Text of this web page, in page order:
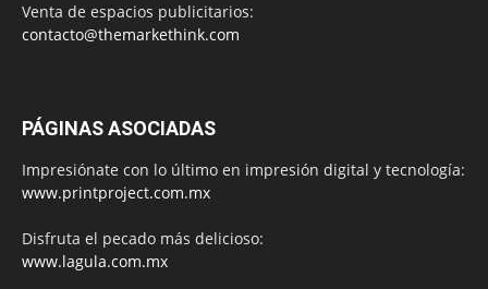
Venta de espacios publicitarios:
contacto@themarkethink.com
PÁGINAS ASOCIADAS
Impresiónate con lo último en impresión digital y tecnología:
www.printproject.com.mx
Disfruta el pecado más delicioso:
www.lagula.com.mx